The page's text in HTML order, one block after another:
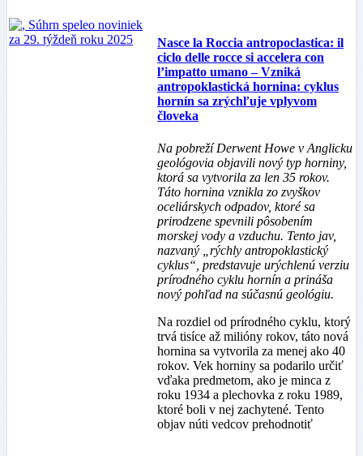
Nasce la Roccia antropoclastica: il
ciclo delle rocce si accelera con
l’impatto umano – Vzniká
antropoklastická hornina: cyklus
hornín sa zrýchľuje vplyvom
človeka
Na pobreží Derwent Howe v Anglicku
geológovia objavili nový typ horniny,
ktorá sa vytvorila za len 35 rokov.
Táto hornina vznikla zo zvyškov
oceliárskych odpadov, ktoré sa
prirodzene spevnili pôsobením
morskej vody a vzduchu. Tento jav,
nazvaný „rýchly antropoklastický
cyklus“, predstavuje urýchlenú verziu
prírodného cyklu hornín a prináša
nový pohľad na súčasnú geológiu.
Na rozdiel od prírodného cyklu, ktorý
trvá tisíce až milióny rokov, táto nová
hornina sa vytvorila za menej ako 40
rokov. Vek horniny sa podarilo určiť
vďaka predmetom, ako je minca z
roku 1934 a plechovka z roku 1989,
ktoré boli v nej zachytené. Tento
objav núti vedcov prehodnotiť